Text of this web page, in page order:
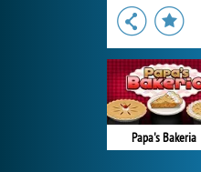
Papa's Bakeria